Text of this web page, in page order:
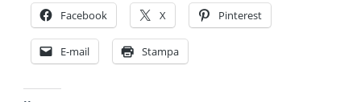
Facebook X Pinterest
E-mail Stampa